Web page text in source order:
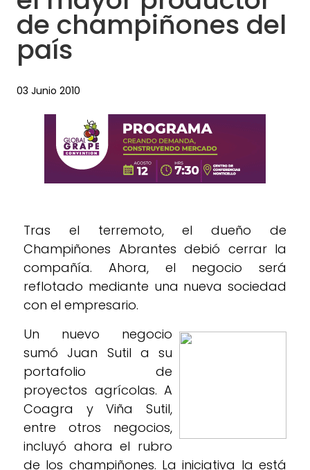
de champiñones del
país
03 Junio 2010
Tras el terremoto, el dueño de
Champiñones Abrantes debió cerrar la
compañía. Ahora, el negocio será
reflotado mediante una nueva sociedad
con el empresario.
Un nuevo negocio
sumó Juan Sutil a su
portafolio de
proyectos agrícolas. A
Coagra y Viña Sutil,
entre otros negocios,
incluyó ahora el rubro
de los champiñones. La iniciativa la está